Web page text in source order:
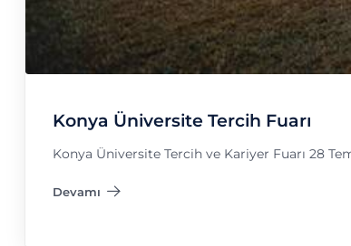
Konya Üniversite Tercih Fuarı
Konya Üniversite Tercih ve Kariyer Fuarı 28
Devamı
"Konya Üniversite Tercih Fuarı"